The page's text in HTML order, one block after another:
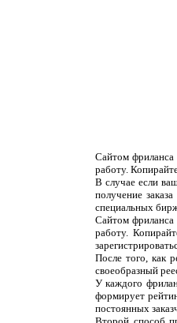
Сайтом фриланса
работу.
В случае если
получение
специальных
Сайтом фриланса
работу.
После того, как
своеобразный
У каждого
формирует
постоянных